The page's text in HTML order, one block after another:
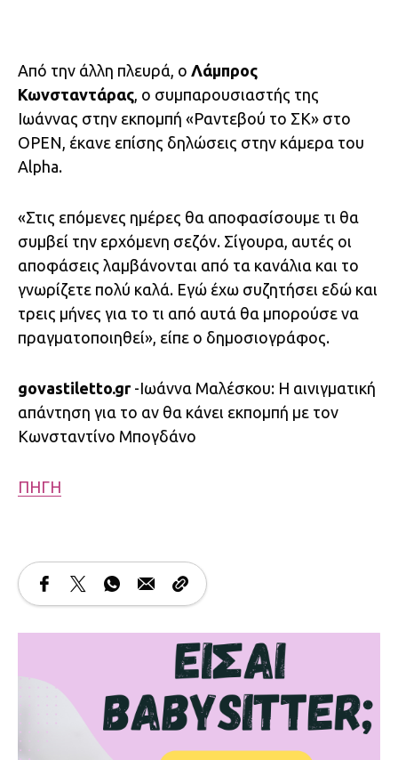
Από την άλλη πλευρά, ο Λάμπρος
Κωνσταντάρας, ο συμπαρουσιαστής της
Ιωάννας στην εκπομπή «Ραντεβού το ΣΚ» στο
OPEN, έκανε επίσης δηλώσεις στην κάμερα του
Alpha.
«Στις επόμενες ημέρες θα αποφασίσουμε τι θα
συμβεί την ερχόμενη σεζόν. Σίγουρα, αυτές οι
αποφάσεις λαμβάνονται από τα κανάλια και το
γνωρίζετε πολύ καλά. Εγώ έχω συζητήσει εδώ και
τρεις μήνες για το τι από αυτά θα μπορούσε να
πραγματοποιηθεί», είπε ο δημοσιογράφος.
govastiletto.gr-Ιωάννα Μαλέσκου: Η αινιγματική
απάντηση για το αν θα κάνει εκπομπή με τον
Κωνσταντίνο Μπογδάνο
ΠΗΓΗ